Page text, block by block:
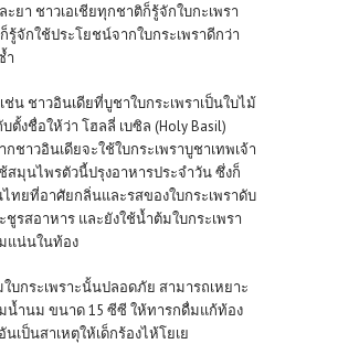
ะยา ชาวเอเชียทุกชาติก็รู้จักใบกะเพรา
รู้จักใช้ประโยชน์จากใบกระเพราดีกว่า
ำ
าวอินเดียที่บูชาใบกระเพราเป็นใบไม้
ตั้งชื่อให้ว่า โฮลลี่ เบซิล (Holy Basil)
กชาวอินเดียจะใช้ใบกระเพราบูชาเทพเจ้า
สมุนไพรตัวนี้ปรุงอาหารประจำวัน ซึ่งก็
ทยที่อาศัยกลิ่นและรสของใบกระเพราดับ
ชูรสอาหาร และยังใช้น้ำต้มใบกระเพรา
แน่นในท้อง
ะเพราะนั้นปลอดภัย สามารถเหยาะ
น้ำนม ขนาด 15 ซีซี ให้ทารกดื่มแก้ท้อง
นเป็นสาเหตุให้เด็กร้องไห้โยเย